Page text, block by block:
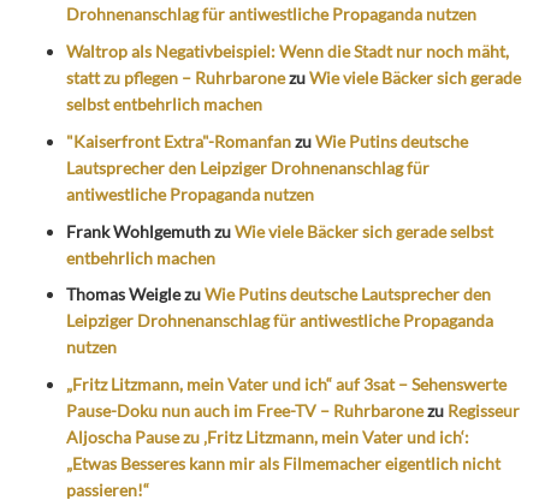
Drohnenanschlag für antiwestliche Propaganda nutzen
Waltrop als Negativbeispiel: Wenn die Stadt nur noch mäht,
statt zu pflegen – RuhrbaronezuWie viele Bäcker sich gerade
selbst entbehrlich machen
"Kaiserfront Extra"-RomanfanzuWie Putins deutsche
Lautsprecher den Leipziger Drohnenanschlag für
antiwestliche Propaganda nutzen
Frank WohlgemuthzuWie viele Bäcker sich gerade selbst
entbehrlich machen
Thomas WeiglezuWie Putins deutsche Lautsprecher den
Leipziger Drohnenanschlag für antiwestliche Propaganda
nutzen
„Fritz Litzmann, mein Vater und ich“ auf 3sat – Sehenswerte
Pause-Doku nun auch im Free-TV – Ruhrbaronezu Regisseur
Aljoscha Pause zu ‚Fritz Litzmann, mein Vater und ich‘:
„Etwas Besseres kann mir als Filmemacher eigentlich nicht
passieren!“